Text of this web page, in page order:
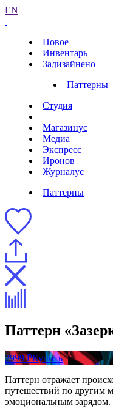
EN
Новое
Инвентарь
Задизайнено
Паттерны
Студия
Магазинус
Медиа
Экспресс
Иронов
Журналус
Паттерны
Паттерн
2999 ₽Купить
Паттерн отражает
путешествий по другим
эмоциональным зарядом.